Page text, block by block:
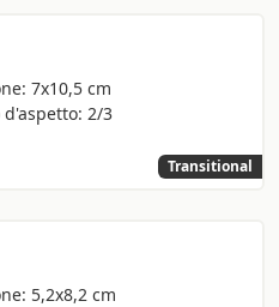
7x10,5 cm
d'aspetto: 2/3
Transitional
5,2x8,2 cm